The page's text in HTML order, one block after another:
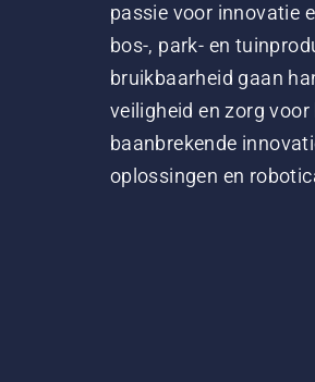
passie voor innovatie
bos-, park- en
bruikbaarheid gaan
veiligheid en zorg
baanbrekende
oplossingen en